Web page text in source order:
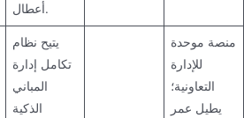
أعطال.
يتيح نظام
تكامل إدارة
المباني
الذكية
منصة موحدة
للإدارة
التعاونية؛
يطيل عمر